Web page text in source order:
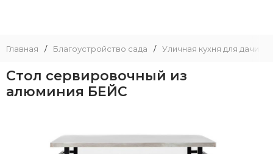
Главная / Благоустройство сада / Уличная кухня для дачи
Стол сервировочный из
алюминия БЕЙС